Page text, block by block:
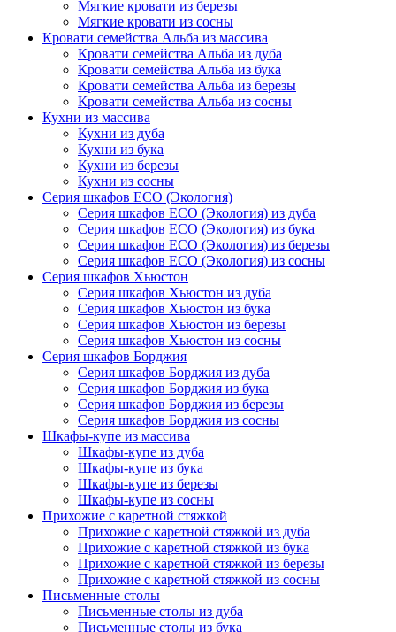
Мягкие кровати из березы
Мягкие кровати из сосны
Кровати семейства Альба из массива
Кровати семейства Альба из дуба
Кровати семейства Альба из бука
Кровати семейства Альба из березы
Кровати семейства Альба из сосны
Кухни из массива
Кухни из дуба
Кухни из бука
Кухни из березы
Кухни из сосны
Серия шкафов ECO (Экология)
Серия шкафов ECO (Экология) из дуба
Серия шкафов ECO (Экология) из бука
Серия шкафов ECO (Экология) из березы
Серия шкафов ECO (Экология) из сосны
Серия шкафов Хьюстон
Серия шкафов Хьюстон из дуба
Серия шкафов Хьюстон из бука
Серия шкафов Хьюстон из березы
Серия шкафов Хьюстон из сосны
Серия шкафов Борджия
Серия шкафов Борджия из дуба
Серия шкафов Борджия из бука
Серия шкафов Борджия из березы
Серия шкафов Борджия из сосны
Шкафы-купе из массива
Шкафы-купе из дуба
Шкафы-купе из бука
Шкафы-купе из березы
Шкафы-купе из сосны
Прихожие с каретной стяжкой
Прихожие с каретной стяжкой из дуба
Прихожие с каретной стяжкой из бука
Прихожие с каретной стяжкой из березы
Прихожие с каретной стяжкой из сосны
Письменные столы
Письменные столы из дуба
Письменные столы из бука